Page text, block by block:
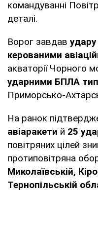
командуванні
деталі.
Ворог завдав
керованими
акваторії Чорного
ударними БПЛА
Приморсько-
На ранок
авіаракети й 25
повітряних цілей
протиповітряна
Миколаївській,
Тернопільській